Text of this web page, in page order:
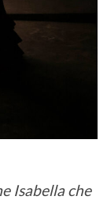
Isabella che